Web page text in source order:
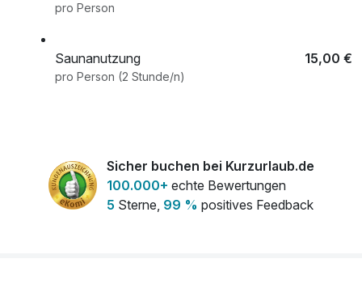
pro Person
Saunanutzung 15,00 €
pro Person (2 Stunde/n)
Sicher buchen bei Kurzurlaub.de
100.000+ echte Bewertungen
5 Sterne, 99 % positives Feedback